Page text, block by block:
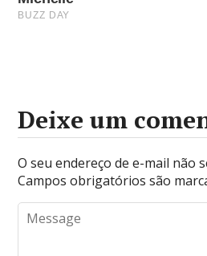
Deixe um
O seu endereço de e-mail não
Campos obrigatórios são